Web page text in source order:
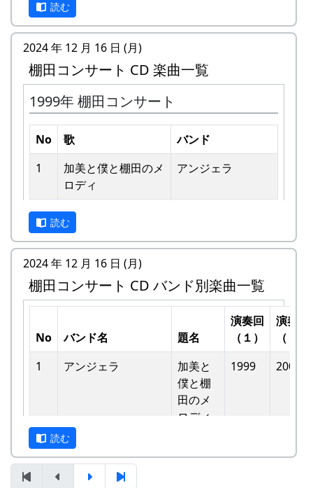
棚田のうた ～ふるさと加美の里へ～
私達メシポンバンドが若い頃連続出場を果たして
ガーの“坂庭省悟さん”を始め審査員の方が見守る
中、毎年優秀バンドが表彰されました。
私達は、この「棚田のうた ～ふるさと加美の里
へ～」で出場した年、“２位”に入ることができま
した。賞品は何と！「地元産の卵、半年分」でし
田んぼの真ん中で山積みの卵の箱を受け取り、バ
ンドメンバーで分けて持って帰ろうとしてたら、
他のバンドに目茶苦茶うらやましがられたのを覚
しばらくメンバーのお家では、おいしい“たまご
かけごはん”や“卵料理”を味わうことができ、「音
楽やっててよかったなあ」と思った瞬間でした
～。 (ポン四郎）
読む
2024 年 12 月 16 日 (月)
棚田コンサート CD 楽曲一覧
1999年 棚田コンサート
No 歌
バンド
1
加美と僕と棚⽥のメ
ロディ
アンジェラ
2 歌おうみんなで
3
ワンス・アンド・フ
4 僕の中のふるさと
H CORPORATION
5
棚⽥のイネに
メシアとポン四郎
バンド
メシアとポン四郎
バンド
7
棚⽥の⾵
この町で
読む
2024 年 12 月 16 日 (月)
棚田コンサート CD バンド別楽曲一覧
No バンド名 題名
演奏回
（１）
演奏回
（２）
1
アンジェラ
加美と
僕と棚
⽥のメ
ロディ
1999 2002
- アンジェラ
⽥の中
読む